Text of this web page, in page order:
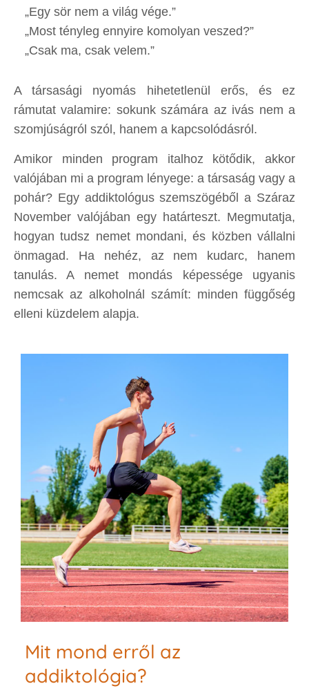
„Egy sör nem a világ vége.”
„Most tényleg ennyire komolyan veszed?”
„Csak ma, csak velem.”
A társasági nyomás hihetetlenül erős, és ez
rámutat valamire: sokunk számára az ivás nem a
szomjúságról szól, hanem a kapcsolódásról.
Amikor minden program italhoz kötődik, akkor
valójában mi a program lényege: a társaság vagy a
pohár? Egy addiktológus szemszögéből a Száraz
November valójában egy határteszt. Megmutatja,
hogyan tudsz nemet mondani, és közben vállalni
önmagad. Ha nehéz, az nem kudarc, hanem
tanulás. A nemet mondás képessége ugyanis
nemcsak az alkoholnál számít: minden függőség
elleni küzdelem alapja.
Mit mond erről az
addiktológia?